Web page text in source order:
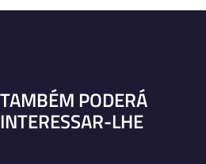
TAMBÉM PODERÁ
INTERESSAR-LHE